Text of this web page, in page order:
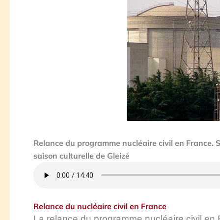
Relance du programme nucléaire civil en
saison culturelle de Gleizé
Relance du nucléaire civil en France